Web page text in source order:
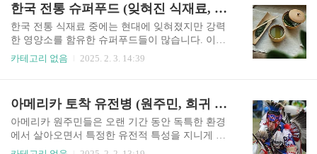
증 발급하기"를 통해서 단 1분 만에 발급 가능합니
다. 모바일 건강보험증 발급하기 > 모바일 건강
보험증 발급방법 모바일 건강보험증 발급은 누구
나 아주 쉽게 발급받을 수가 있는데, 먼저 아래 "모
바일 건강보험증 앱 다운로드"를 통해서 자신의 핸
다. 모바일 건강보험증 앱 다운로드 > 1. 구글
플레이 또는 앱 스토어에서 ..
한국 전통 슈퍼푸드 (잊혀진 식재료, 복원, 건강효과)
한국 전통 식재료 중에는 현대에 잊혀졌지만 강력
한 영양소를 함유한 슈퍼푸드들이 많습니다. 이러
한 식재료들은 과거에 우리의 건강을 책임졌으며,
시 주목받는 이유과거에는 건강을 지키기 위해 자
연에서 얻은 다양한 식재료를 활용했습니다. 그러
나 산업화와 식생활의 서구화로 인해 많은 전통 식
품이 우리의 식탁에서 사라졌습니다. 최근 웰빙 열
카테고리 없음 2025. 2. 3. 14:39
아메리카 토착 유전병 (원주민, 희귀 사례, 연구)
아메리카 원주민들은 오랜 기간 동안 독특한 환경
에서 살아오면서 특정한 유전적 특성을 지니게 되
었습니다. 이 과정에서 일부 희귀 유전 질환이 특정